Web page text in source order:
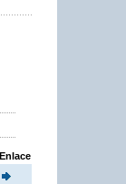
Enlace